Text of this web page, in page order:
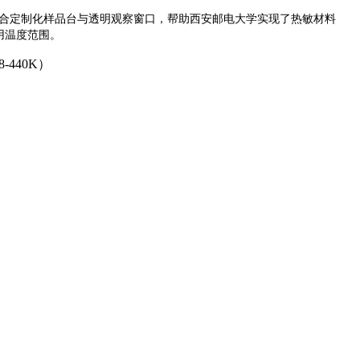
定制化样品台与透明观察窗口， 帮助西安邮电大学实现了热敏材料
度范围。